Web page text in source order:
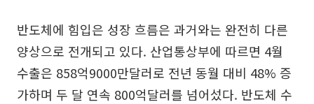
반도체에 힘입은 성장 흐름은 과거와는 완전히 다른
양상으로 전개되고 있다. 산업통상부에 따르면 4월
수출은 858억9000만달러로 전년 동월 대비 48% 증
가하며 두 달 연속 800억달러를 넘어섰다. 반도체 수